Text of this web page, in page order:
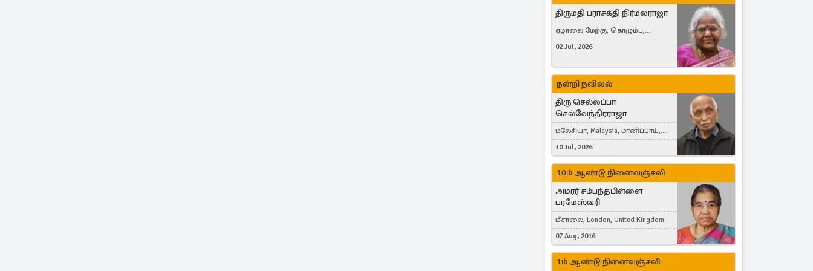
திருமதி பராசக்தி நிர்மலராஜா
ஏழாலை மேற்கு, கொழும்பு,
தங்காலை, London, United Kingdom
02 Jul, 2026
நன்றி நவிலல்
திரு செல்லப்பா
செல்வேந்திரராஜா
மலேசியா, Malaysia, மானிப்பாய்,
Duisburg, Germany, London, United
Kingdom
10 Jul, 2026
10ம் ஆண்டு நினைவஞ்சலி
அமரர் சம்பந்தபிள்ளை
பரமேஸ்வரி
மீசாலை, London, United Kingdom
07 Aug, 2016
1ம் ஆண்டு நினைவஞ்சலி